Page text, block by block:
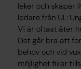
leker och skapar
ledare från UL:
Vi är oftast åter
Det går bra att
behov och vid
möjlighet fikar